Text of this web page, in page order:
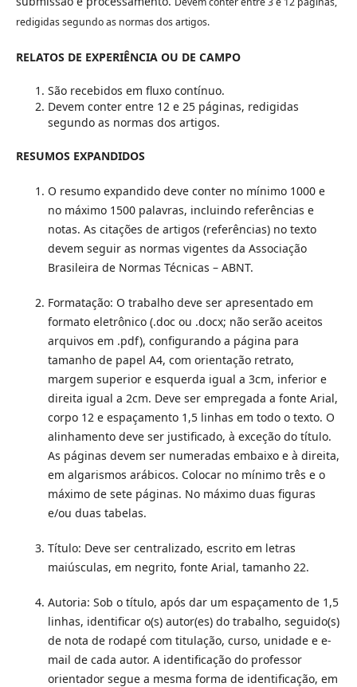
redigidas segundo as normas dos artigos.
RELATOS DE EXPERIÊNCIA OU DE CAMPO
São recebidos em fluxo contínuo.
Devem conter entre 12 e 25 páginas, redigidas
segundo as normas dos artigos.
RESUMOS EXPANDIDOS
O resumo expandido deve conter no mínimo 1000 e
no máximo 1500 palavras, incluindo referências e
notas. As citações de artigos (referências) no texto
devem seguir as normas vigentes da Associação
Brasileira de Normas Técnicas – ABNT.
Formatação: O trabalho deve ser apresentado em
formato eletrônico (.doc ou .docx; não serão aceitos
arquivos em .pdf), configurando a página para
tamanho de papel A4, com orientação retrato,
margem superior e esquerda igual a 3cm, inferior e
direita igual a 2cm. Deve ser empregada a fonte Arial,
corpo 12 e espaçamento 1,5 linhas em todo o texto. O
alinhamento deve ser justificado, à exceção do título.
As páginas devem ser numeradas embaixo e à direita,
em algarismos arábicos. Colocar no mínimo três e o
máximo de sete páginas. No máximo duas figuras
e/ou duas tabelas.
Título: Deve ser centralizado, escrito em letras
maiúsculas, em negrito, fonte Arial, tamanho 22.
Autoria: Sob o título, após dar um espaçamento de 1,5
linhas, identificar o(s) autor(es) do trabalho, seguido(s)
de nota de rodapé com titulação, curso, unidade e e-
mail de cada autor. A identificação do professor
orientador segue a mesma forma de identificação, em